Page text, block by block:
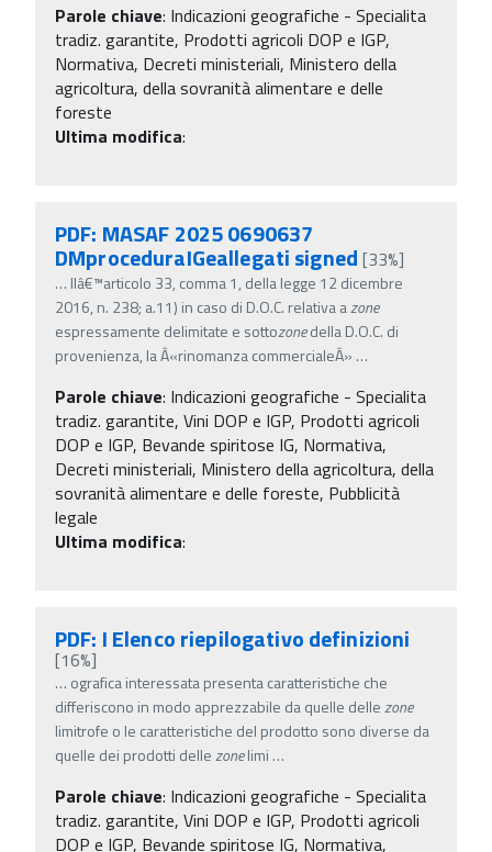
Parole chiave: Indicazioni geografiche - Specialita
tradiz. garantite, Prodotti agricoli DOP e IGP,
Normativa, Decreti ministeriali, Ministero della
agricoltura, della sovranità alimentare e delle
foreste
Ultima modifica:
PDF: MASAF 2025 0690637
DMproceduraIGeallegati signed [33%]
… llâ€™articolo 33, comma 1, della legge 12 dicembre
2016, n. 238; a.11) in caso di D.O.C. relativa azone
espressamente delimitate e sottozonedella D.O.C. di
provenienza, la Â«rinomanza commercialeÂ» …
Parole chiave: Indicazioni geografiche - Specialita
tradiz. garantite, Vini DOP e IGP, Prodotti agricoli
DOP e IGP, Bevande spiritose IG, Normativa,
Decreti ministeriali, Ministero della agricoltura, della
sovranità alimentare e delle foreste, Pubblicità
legale
Ultima modifica:
PDF: I Elenco riepilogativo definizioni
[16%]
… ografica interessata presenta caratteristiche che
differiscono in modo apprezzabile da quelle dellezone
limitrofe o le caratteristiche del prodotto sono diverse da
quelle dei prodotti dellezonelimi …
Parole chiave: Indicazioni geografiche - Specialita
tradiz. garantite, Vini DOP e IGP, Prodotti agricoli
DOP e IGP, Bevande spiritose IG, Normativa,